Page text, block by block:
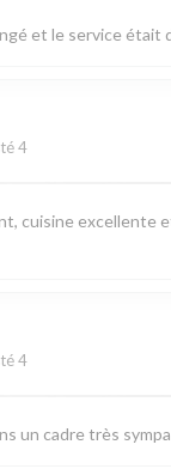
et le service était
4
cuisine excellente
4
un cadre très sympa